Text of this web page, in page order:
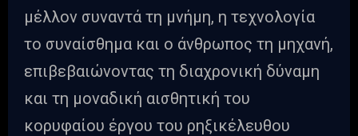
μέλλον συναντά τη μνήμη, η τεχνολογία
το συναίσθημα και ο άνθρωπος τη μηχανή,
επιβεβαιώνοντας τη διαχρονική δύναμη
και τη μοναδική αισθητική του
κορυφαίου έργου του ρηξικέλευθου